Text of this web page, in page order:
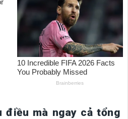
điều mà ngay cả tổng